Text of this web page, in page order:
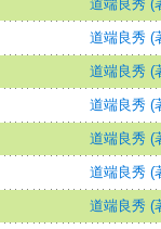
道端良秀 (
道端良秀 (
道端良秀 (
道端良秀 (
道端良秀 (
道端良秀 (
道端良秀 (